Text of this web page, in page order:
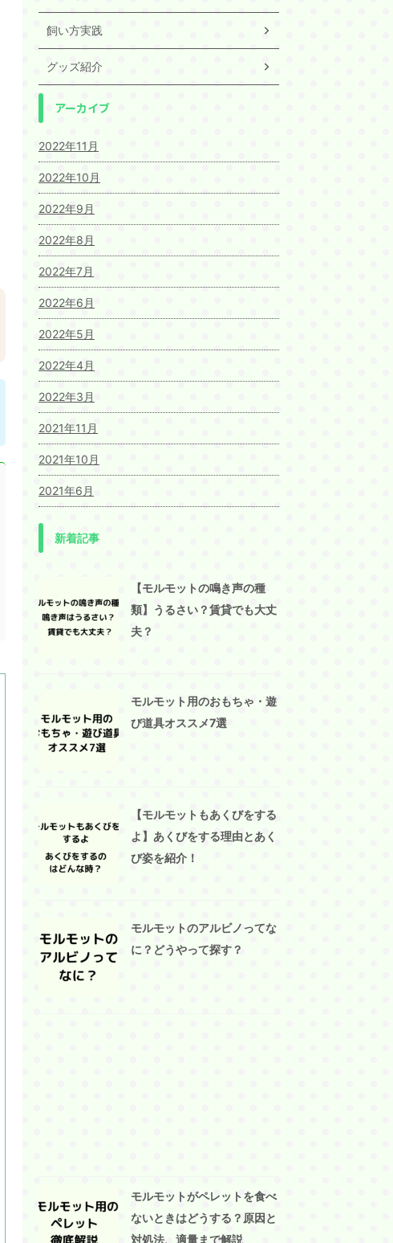
飼い方実践
グッズ紹介
アーカイブ
2022年11月
2022年10月
2022年9月
2022年8月
2022年7月
2022年6月
2022年5月
2022年4月
2022年3月
2021年11月
2021年10月
2021年6月
新着記事
【モルモットの鳴き声の種
類】うるさい？賃貸でも大丈
夫？
モルモット用のおもちゃ・遊
び道具オススメ7選
【モルモットもあくびをする
よ】あくびをする理由とあく
び姿を紹介！
モルモットのアルビノってな
に？どうやって探す？
モルモットがペレットを食べ
ないときはどうする？原因と
対処法、適量まで解説